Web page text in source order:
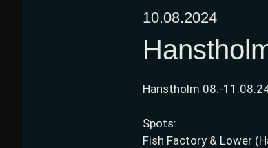
10.08.2024
Hanstholm 08.-
Spots:
Fish Factory & Lower